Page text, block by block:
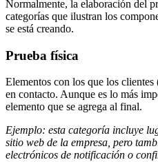
Normalmente, la elaboración del
categorías que ilustran los
se está creando.
Prueba física
Elementos con los que los
en contacto. Aunque es lo más
elemento que se agrega al final.
Ejemplo: esta categoría incluye
sitio web de la empresa, pero
electrónicos de notificación o